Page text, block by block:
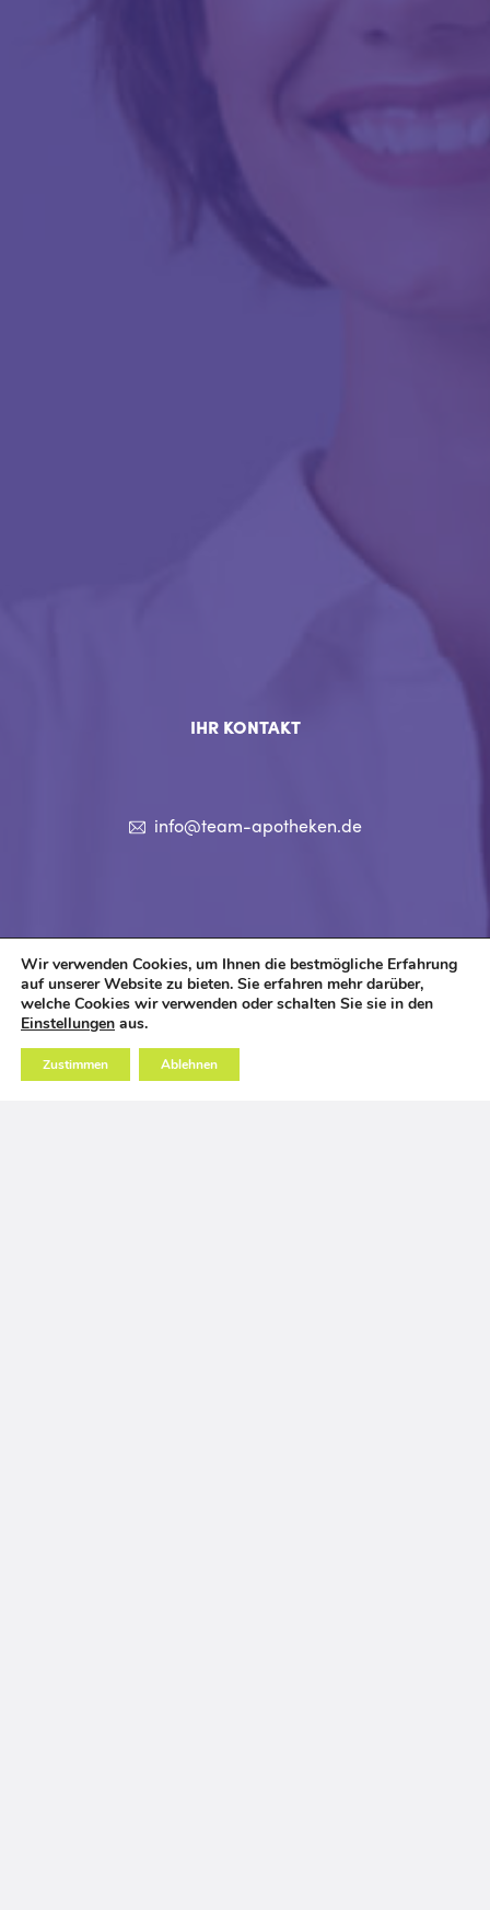
IHR KONTAKT
info@team-apotheken.de
Wir verwenden Cookies, um Ihnen die bestmögliche Erfahrung
auf unserer Website zu bieten. Sie erfahren mehr darüber,
welche Cookies wir verwenden oder schalten Sie sie in den
Einstellungen aus.
Zustimmen Ablehnen